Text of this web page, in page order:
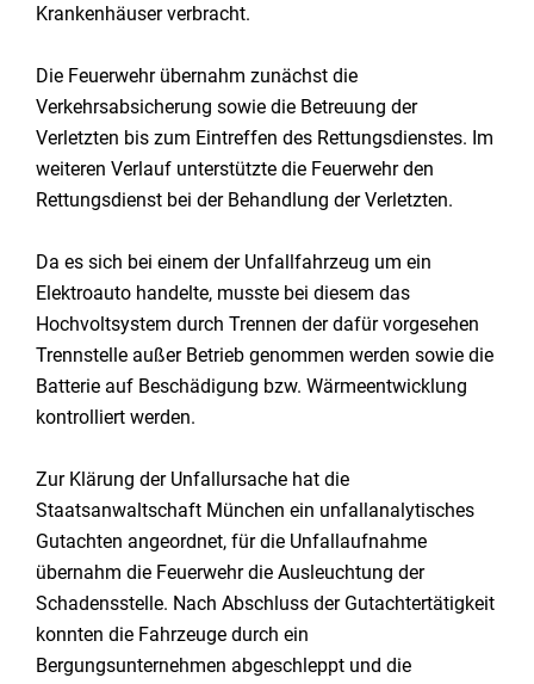
Krankenhäuser verbracht.
Die Feuerwehr übernahm zunächst die
Verkehrsabsicherung sowie die Betreuung der
Verletzten bis zum Eintreffen des Rettungsdienstes. Im
weiteren Verlauf unterstützte die Feuerwehr den
Rettungsdienst bei der Behandlung der Verletzten.
Da es sich bei einem der Unfallfahrzeug um ein
Elektroauto handelte, musste bei diesem das
Hochvoltsystem durch Trennen der dafür vorgesehen
Trennstelle außer Betrieb genommen werden sowie die
Batterie auf Beschädigung bzw. Wärmeentwicklung
kontrolliert werden.
Zur Klärung der Unfallursache hat die
Staatsanwaltschaft München ein unfallanalytisches
Gutachten angeordnet, für die Unfallaufnahme
übernahm die Feuerwehr die Ausleuchtung der
Schadensstelle. Nach Abschluss der Gutachtertätigkeit
konnten die Fahrzeuge durch ein
Bergungsunternehmen abgeschleppt und die